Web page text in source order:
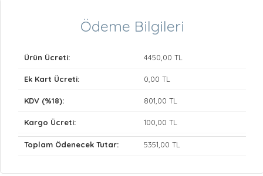
Ödeme Bilgileri
Ürün Ücreti: 4450 ,00 TL
Ek Kart Ücreti: 0 ,00 TL
KDV (%18): 801 ,00 TL
Kargo Ücreti: 100 ,00 TL
Toplam Ödenecek Tutar: 5351 ,00 TL